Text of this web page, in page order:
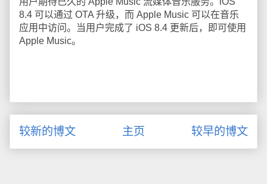
8.4 可以通过 OTA 升级，而 Apple Music 可以在音乐
应用中访问。当用户完成了 iOS 8.4 更新后，即可使用
Apple Music。
较新的博文 较早的博文
主页